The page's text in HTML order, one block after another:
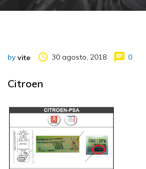
by vite 30 agosto, 2018 0
Citroen